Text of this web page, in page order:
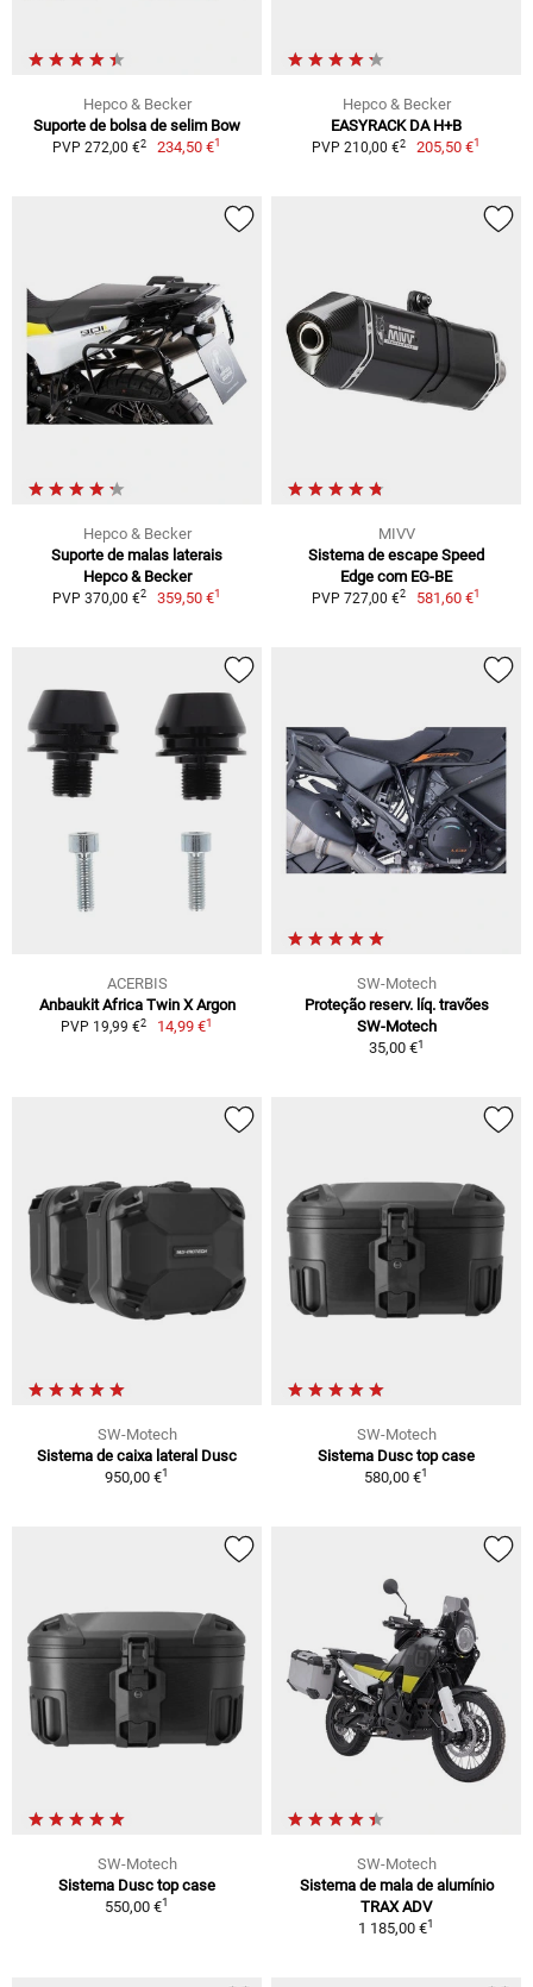
Hepco & Becker
Suporte de bolsa de selim Bow
PVP 272,00 €2 234,50 €1
Hepco & Becker
EASYRACK DA H+B
PVP 210,00 €2 205,50 €1
Hepco & Becker
Suporte de malas laterais
Hepco & Becker
PVP 370,00 €2 359,50 €1
MIVV
Sistema de escape Speed
Edge com EG-BE
PVP 727,00 €2 581,60 €1
ACERBIS
Anbaukit Africa Twin X Argon
PVP 19,99 €2 14,99 €1
SW-Motech
Proteção reserv. líq. travões
SW-Motech
35,00 €1
SW-Motech
Sistema de caixa lateral Dusc
950,00 €1
SW-Motech
Sistema Dusc top case
580,00 €1
SW-Motech
Sistema Dusc top case
550,00 €1
SW-Motech
Sistema de mala de alumínio
TRAX ADV
1 185,00 €1